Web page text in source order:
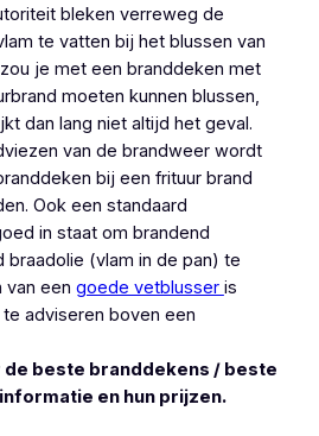
bleken verreweg de
te vatten bij het blussen van
je met een branddeken met
moeten kunnen blussen,
dan lang niet altijd het geval.
van de brandweer wordt
bij een frituur brand
Ook een standaard
in staat om brandend
braadolie (vlam in de pan) te
van een goede vetblusser is
adviseren boven een
de beste branddekens / beste
en hun prijzen.